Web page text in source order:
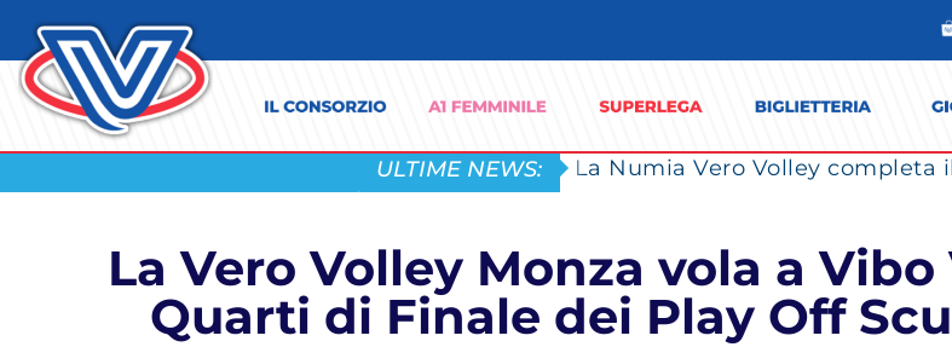
ULTIME NEWS:
La Vero Volley Monza vola a
Quarti di Finale dei Play Off